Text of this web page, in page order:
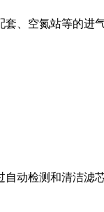
、空氮站等的进
动检测和清洁滤